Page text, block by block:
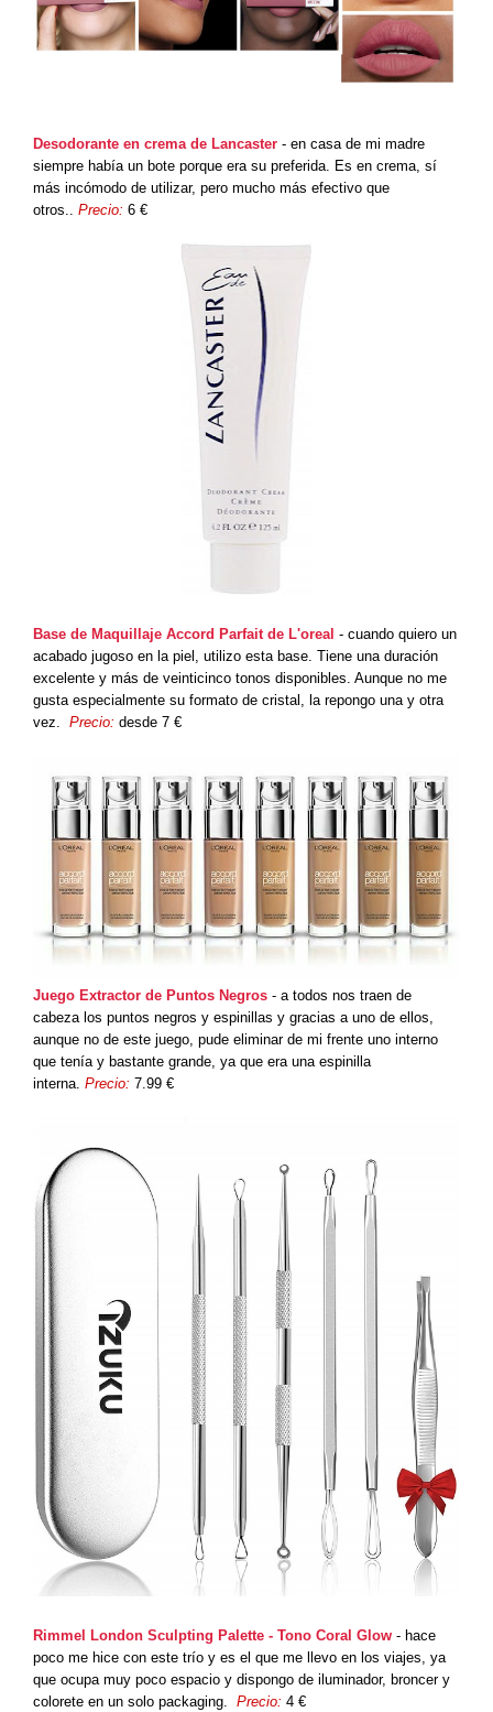
Desodorante en crema de Lancaster - en casa de mi madre
siempre había un bote porque era su preferida. Es en crema, sí
más incómodo de utilizar, pero mucho más efectivo que
otros.. Precio: 6 €
Base de Maquillaje Accord Parfait de L'oreal - cuando quiero un
acabado jugoso en la piel, utilizo esta base. Tiene una duración
excelente y más de veinticinco tonos disponibles. Aunque no me
gusta especialmente su formato de cristal, la repongo una y otra
vez. Precio: desde 7 €
Juego Extractor de Puntos Negros - a todos nos traen de
cabeza los puntos negros y espinillas y gracias a uno de ellos,
aunque no de este juego, pude eliminar de mi frente uno interno
que tenía y bastante grande, ya que era una espinilla
interna. Precio: 7.99 €
Rimmel London Sculpting Palette - Tono Coral Glow - hace
poco me hice con este trío y es el que me llevo en los viajes, ya
que ocupa muy poco espacio y dispongo de iluminador, broncer y
colorete en un solo packaging. Precio: 4 €